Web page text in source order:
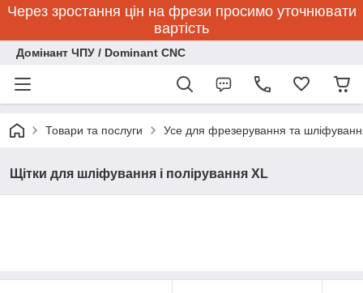
Через зростання цін на фрези просимо уточнювати
вартість
Домінант ЧПУ / Dominant CNC
Товари та послуги Усе для фрезерування та
Щітки для шліфування і полірування XL